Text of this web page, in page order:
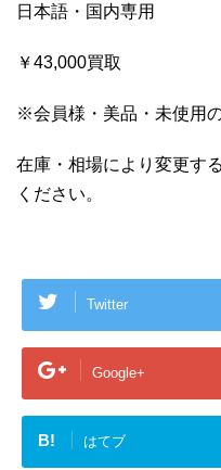
日本語・国内専用
￥43,000買取
※会員様・美品・未使用
在庫・相場により変更す
ください。
Twitter
Google+
B! はてブ